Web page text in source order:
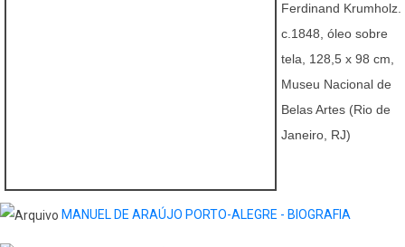
Ferdinand Krumholz.
c.1848, óleo sobre
tela, 128,5 x 98 cm,
Museu Nacional de
Belas Artes (Rio de
Janeiro, RJ)
MANUEL DE ARAÚJO PORTO-ALEGRE - BIOGRAFIA